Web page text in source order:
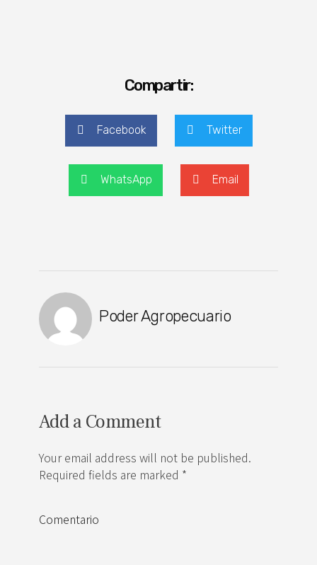
Compartir:
Facebook Twitter
WhatsApp Email
Poder Agropecuario
Add a Comment
Your email address will not be published.
Required fields are marked *
Comentario